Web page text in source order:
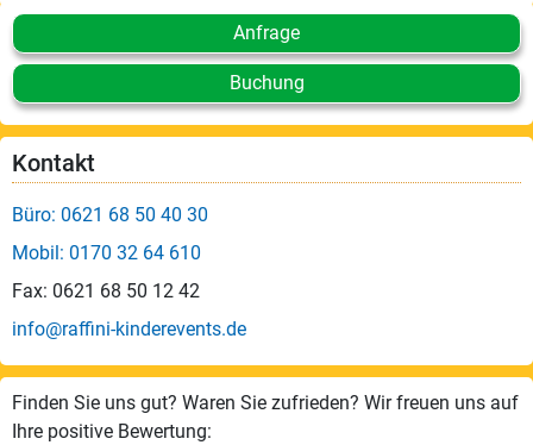
Anfrage
Buchung
Kontakt
Büro: 0621 68 50 40 30
Mobil: 0170 32 64 610
Fax: 0621 68 50 12 42
info@raffini-kinderevents.de
Finden Sie uns gut? Waren Sie zufrieden? Wir freuen uns auf
Ihre positive Bewertung: